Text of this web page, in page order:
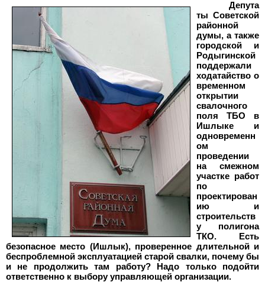
Депута
ты Советской
районной
думы, а также
городской и
Родыгинской
поддержали
ходатайство о
временном
открытии
свалочного
поля ТБО в
Ишлыке и
одновременн
ом
проведении
на смежном
участке работ
по
проектирован
ию и
строительств
у полигона
ТКО. Есть
безопасное место (Ишлык), проверенное длительной и
беспроблемной эксплуатацией старой свалки, почему бы
и не продолжить там работу? Надо только подойти
ответственно к выбору управляющей организации.